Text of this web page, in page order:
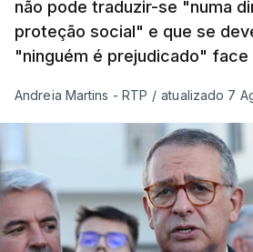
não pode traduzir-se "numa
proteção social" e que se
"ninguém é prejudicado" face
Andreia Martins - RTP / atualizado 7